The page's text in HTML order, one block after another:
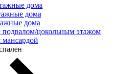
дома
дома
дома
подвалом/цокольным этажом
мансардой